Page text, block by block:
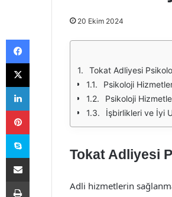
20 Ekim 2024
Tokat Adliyesi
Psikoloji
Psikoloji
İşbirlikleri ve İyi
Tokat Adliyesi
Adli hizmetlerin
Facebook
X
LinkedIn
Pinterest
Skype
E-Posta ile paylaş